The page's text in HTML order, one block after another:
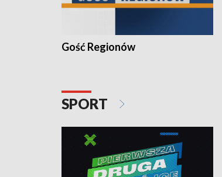
Gość Regionów
SPORT